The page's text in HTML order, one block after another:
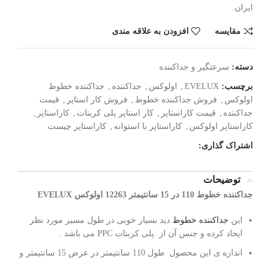
ایران.
مقایسه افزودن به علاقه مندی
دسته: سرعتگیر و جداکننده
برچسب: EVELUX
, اولوکس , جداکننده , جداکننده خطوط
اولوکس , فروش جداکننده خطوط , فروش کار استاپر , قیمت
جداکننده , قیمت کاراستاپر , کار استاپر پلی کربنات , کاراستاپر ,
کاراستاپر اولوکس , کاراستاپر با استوانه , کاراستاپر چیست
اشتراک گذاری:
توضیحات
جداکننده خطوط 110 در 15 سانتیمتر 12263 اولوکس EVELUX
این جداکننده خطوط دید بسیار خوبی در طول مسیر مورد نظر
ایجاد کرده و جنس آن از پلی کربنات PPC می باشد .
اندازه ی این محصول طول 110 سانتیمتر در عرض 15 سانتیمتر و